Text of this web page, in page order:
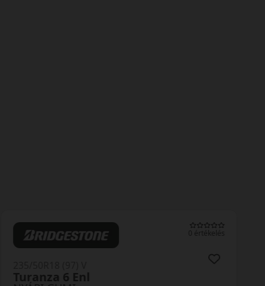
0 értékelés
Turanza 6 Enl